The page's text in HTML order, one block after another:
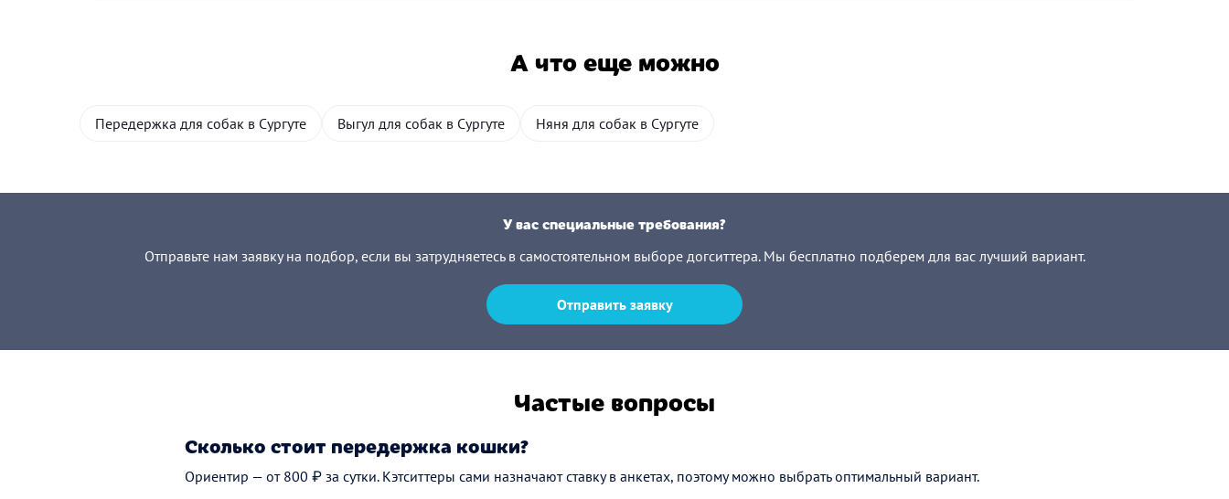
А что еще можно
Передержка для собак в Сургуте Выгул для собак в Сургуте Няня для собак в Сургуте
У вас специальные требования?
Отправьте нам заявку на подбор, если вы затрудняетесь в самостоятельном выборе догситтера. Мы бесплатно подберем для вас лучший вариант.
Отправить заявку
Частые вопросы
Сколько стоит передержка кошки?
Ориентир — от 800 ₽ за сутки. Кэтситтеры сами назначают ставку в анкетах, поэтому можно выбрать оптимальный вариант.